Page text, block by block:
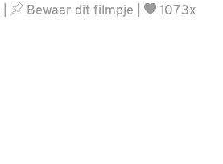
Bewaar dit filmpje 1073x